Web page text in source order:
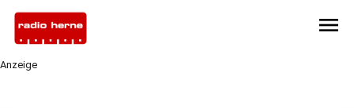
menu
Anzeige